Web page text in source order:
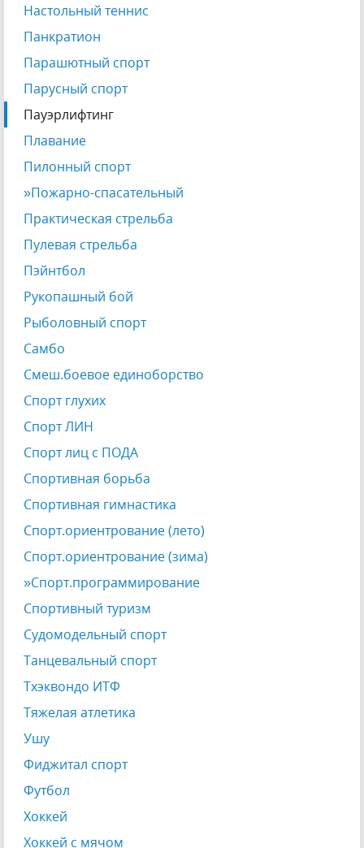
Настольный теннис
Панкратион
Парашютный спорт
Парусный спорт
Пауэрлифтинг
Плавание
Пилонный спорт
»Пожарно-спасательный
Практическая стрельба
Пулевая стрельба
Пэйнтбол
Рукопашный бой
Рыболовный спорт
Самбо
Смеш.боевое единоборство
Спорт глухих
Спорт ЛИН
Спорт лиц с ПОДА
Спортивная борьба
Спортивная гимнастика
Спорт.ориентрование (лето)
Спорт.ориентрование (зима)
»Спорт.программирование
Спортивный туризм
Судомодельный спорт
Танцевальный спорт
Тхэквондо ИТФ
Тяжелая атлетика
Ушу
Фиджитал спорт
Футбол
Хоккей
Хоккей с мячом